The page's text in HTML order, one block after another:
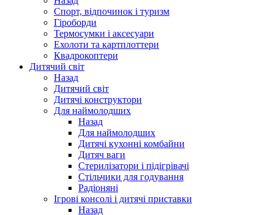
Спорт, відпочинок і туризм
Гіроборди
Термосумки і аксесуари
Ехолоти та картплоттери
Квадрокоптери
Дитячий світ
Назад
Дитячий світ
Дитячі конструктори
Для наймолодших
Назад
Для наймолодших
Дитячі кухонні комбайни
Дитяч ваги
Стерилізатори і підігрівачі
Стільчики для годування
Радіоняні
Ігрові консолі і дитячі приставки
Назад